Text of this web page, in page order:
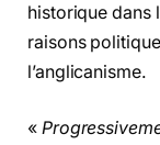
historique dans
raisons
l’anglicanisme.
«